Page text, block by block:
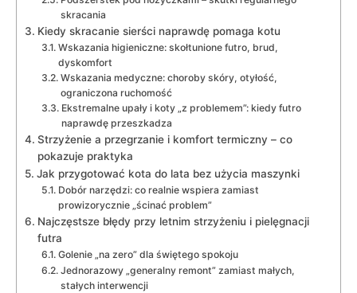
skracania
Kiedy skracanie sierści naprawdę pomaga kotu
Wskazania higieniczne: skołtunione futro, brud,
dyskomfort
Wskazania medyczne: choroby skóry, otyłość,
ograniczona ruchomość
Ekstremalne upały i koty „z problemem”: kiedy futro
naprawdę przeszkadza
Strzyżenie a przegrzanie i komfort termiczny – co
pokazuje praktyka
Jak przygotować kota do lata bez użycia maszynki
Dobór narzędzi: co realnie wspiera zamiast
prowizorycznie „ścinać problem”
Najczęstsze błędy przy letnim strzyżeniu i pielęgnacji
futra
Golenie „na zero” dla świętego spokoju
Jednorazowy „generalny remont” zamiast małych,
stałych interwencji